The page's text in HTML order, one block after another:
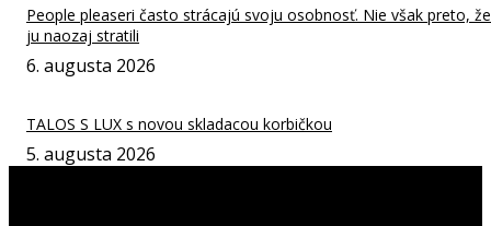
People pleaseri často strácajú svoju osobnosť. Nie však preto,
ju naozaj stratili
6. augusta 2026
TALOS S LUX s novou skladacou korbičkou
5. augusta 2026